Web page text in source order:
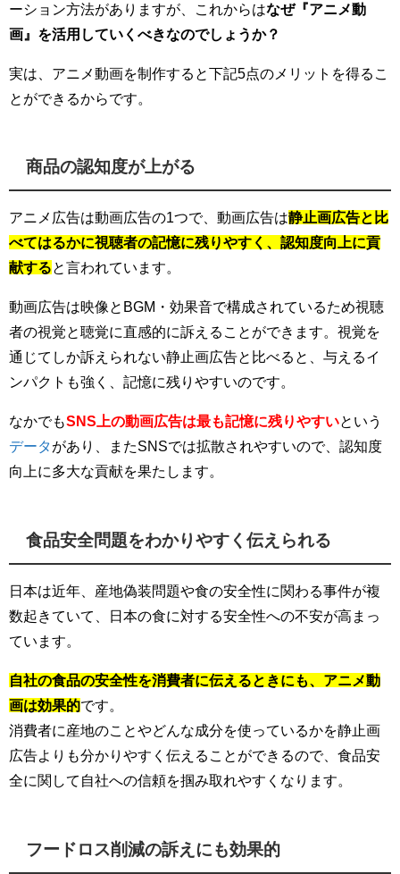
ーション方法がありますが、これからはなぜ『アニメ動
画』を活用していくべきなのでしょうか？
実は、アニメ動画を制作すると下記5点のメリットを得るこ
とができるからです。
商品の認知度が上がる
アニメ広告は動画広告の1つで、動画広告は静止画広告と比
べてはるかに視聴者の記憶に残りやすく、認知度向上に貢
献すると言われています。
動画広告は映像とBGM・効果音で構成されているため視聴
者の視覚と聴覚に直感的に訴えることができます。視覚を
通じてしか訴えられない静止画広告と比べると、与えるイ
ンパクトも強く、記憶に残りやすいのです。
なかでもSNS上の動画広告は最も記憶に残りやすいという
データがあり、またSNSでは拡散されやすいので、認知度
向上に多大な貢献を果たします。
食品安全問題をわかりやすく伝えられる
日本は近年、産地偽装問題や食の安全性に関わる事件が複
数起きていて、日本の食に対する安全性への不安が高まっ
ています。
自社の食品の安全性を消費者に伝えるときにも、アニメ動
画は効果的です。
消費者に産地のことやどんな成分を使っているかを静止画
広告よりも分かりやすく伝えることができるので、食品安
全に関して自社への信頼を掴み取れやすくなります。
フードロス削減の訴えにも効果的